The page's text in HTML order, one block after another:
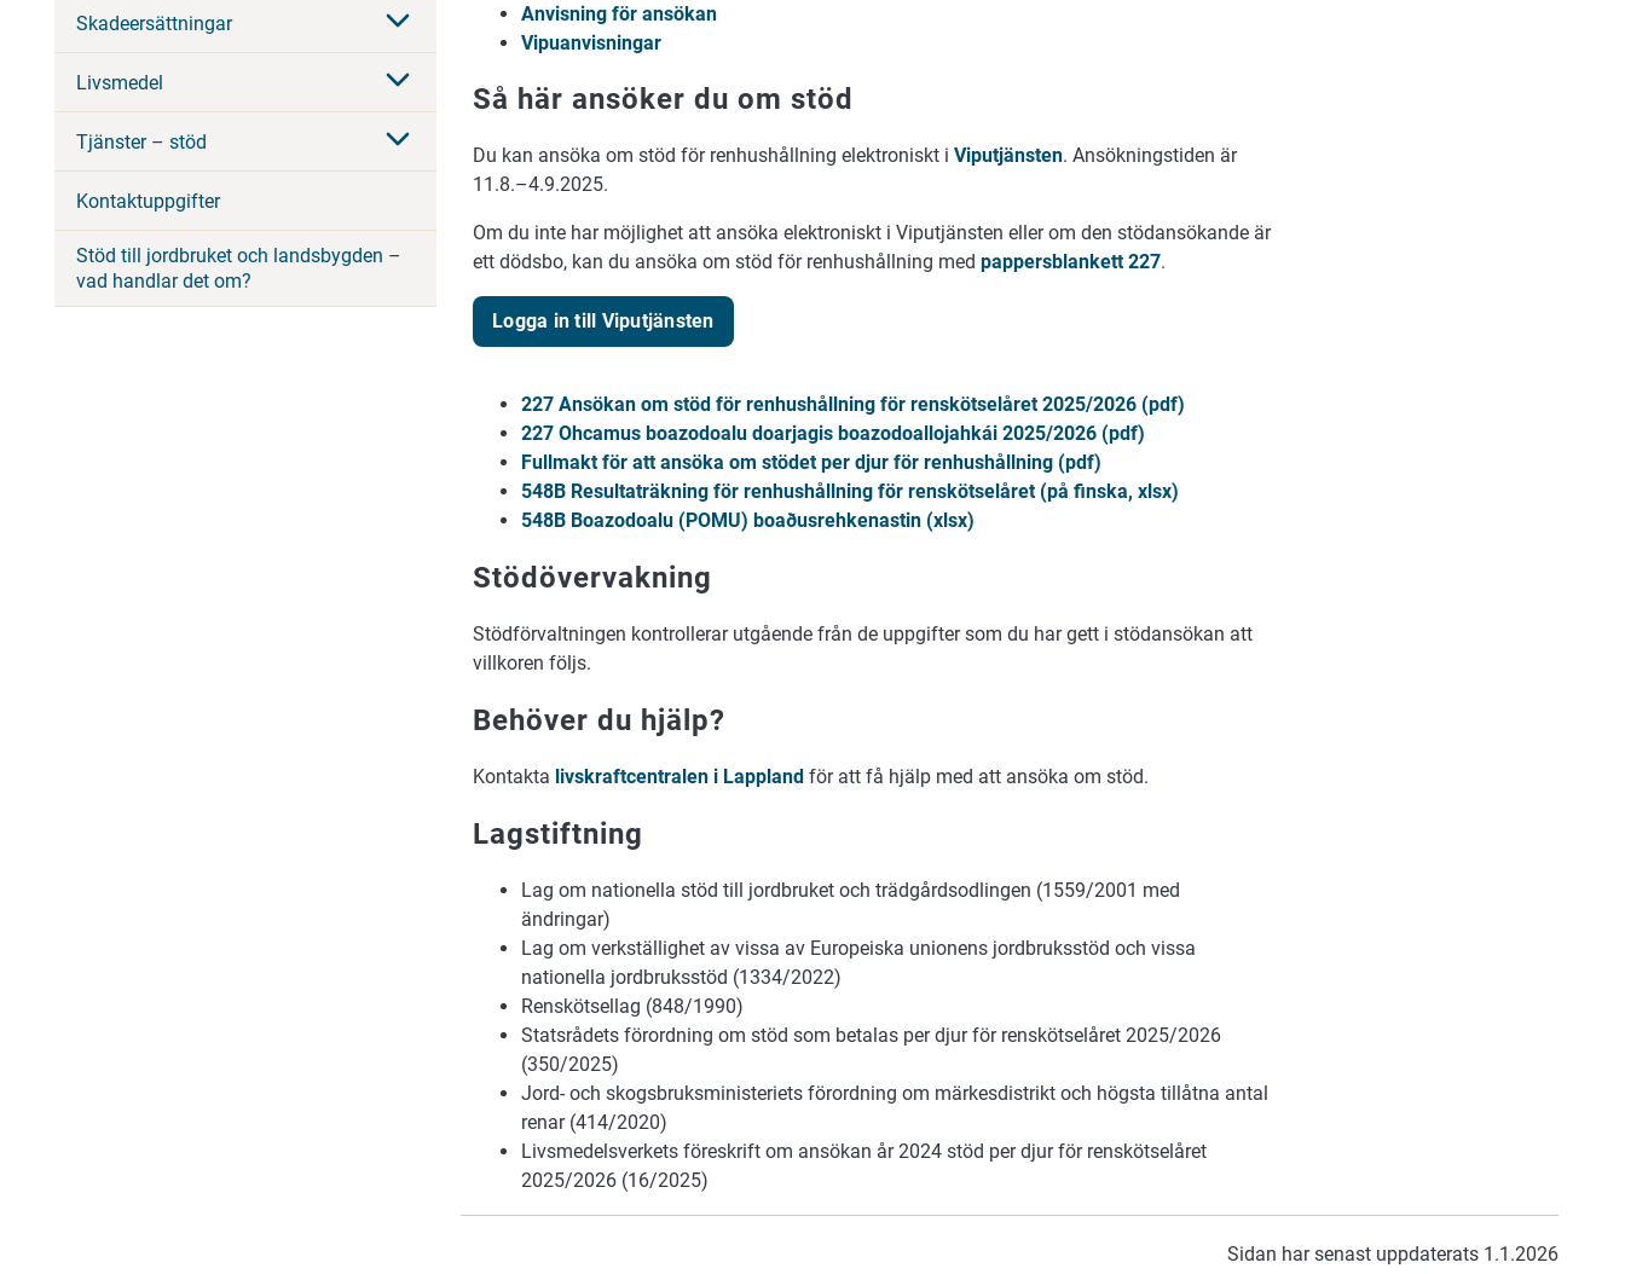
Skadeersättningar
Livsmedel
Tjänster – stöd
Kontaktuppgifter
Stöd till jordbruket och landsbygden –
vad handlar det om?
Anvisning för ansökan
Vipuanvisningar
Så här ansöker du om stöd
Du kan ansöka om stöd för renhushållning elektroniskt i Viputjänsten. Ansökningstiden är
11.8.–4.9.2025.
Om du inte har möjlighet att ansöka elektroniskt i Viputjänsten eller om den stödansökande är
ett dödsbo, kan du ansöka om stöd för renhushållning med pappersblankett 227.
Logga in till Viputjänsten
227 Ansökan om stöd för renhushållning för renskötselåret 2025/2026 (pdf)
227 Ohcamus boazodoalu doarjagis boazodoallojahkái 2025/2026 (pdf)
Fullmakt för att ansöka om stödet per djur för renhushållning (pdf)
548B Resultaträkning för renhushållning för renskötselåret (på finska, xlsx)
548B Boazodoalu (POMU) boaðusrehkenastin (xlsx)
Stödövervakning
Stödförvaltningen kontrollerar utgående från de uppgifter som du har gett i stödansökan att
villkoren följs.
Behöver du hjälp?
Kontakta livskraftcentralen i Lappland för att få hjälp med att ansöka om stöd.
Lagstiftning
Lag om nationella stöd till jordbruket och trädgårdsodlingen (1559/2001 med
ändringar)
Lag om verkställighet av vissa av Europeiska unionens jordbruksstöd och vissa
nationella jordbruksstöd (1334/2022)
Renskötsellag (848/1990)
Statsrådets förordning om stöd som betalas per djur för renskötselåret 2025/2026
(350/2025)
Jord- och skogsbruksministeriets förordning om märkesdistrikt och högsta tillåtna antal
renar (414/2020)
Livsmedelsverkets föreskrift om ansökan år 2024 stöd per djur för renskötselåret
2025/2026 (16/2025)
Sidan har senast uppdaterats 1.1.2026